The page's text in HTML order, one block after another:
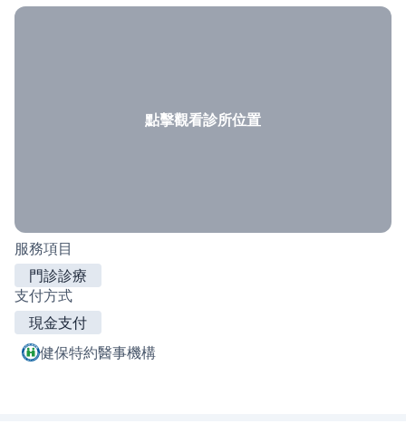
點擊觀看診所位置
服務項目
門診診療
支付方式
現金支付
健保特約醫事機構